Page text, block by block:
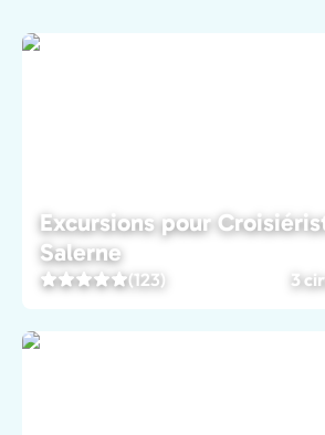
Excursions pour
Salerne
(123) 3